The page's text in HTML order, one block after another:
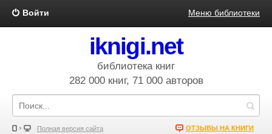
Войти Меню библиотеки
iknigi.net
библиотека книг
282 000 книг, 71 000 авторов
Полная версия сайта ОТЗЫВЫ НА КНИГИ